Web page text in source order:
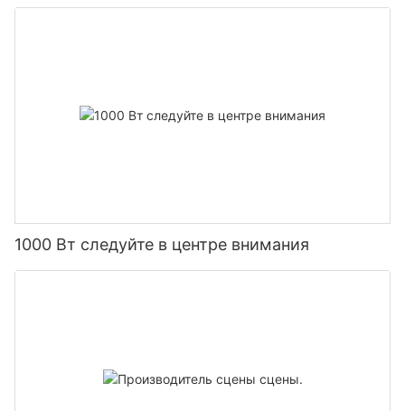
1000 Вт следуйте в центре внимания